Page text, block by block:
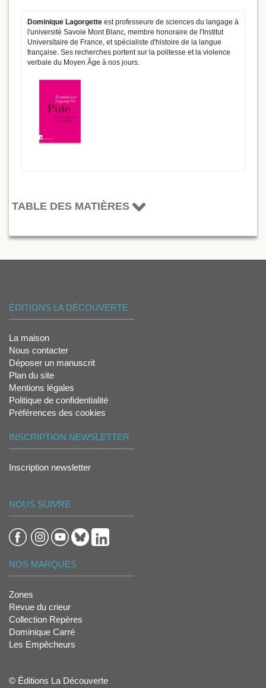
Dominique Lagorgette est professeure de sciences du langage à
l'université Savoie Mont Blanc, membre honoraire de l'Institut
Universitaire de France, et spécialiste d'histoire de la langue
française. Ses recherches portent sur la politesse et la violence
verbale du Moyen Âge à nos jours.
TABLE DES MATIÈRES
ÉDITIONS LA DÉCOUVERTE
La maison
Nous contacter
Déposer un manuscrit
Plan du site
Mentions légales
Politique de confidentialité
Préférences des cookies
INSCRIPTION NEWSLETTER
Inscription newsletter
NOUS SUIVRE
NOS MARQUES
Zones
Revue du crieur
Collection Repères
Dominique Carré
Les Empêcheurs
© Éditions La Découverte